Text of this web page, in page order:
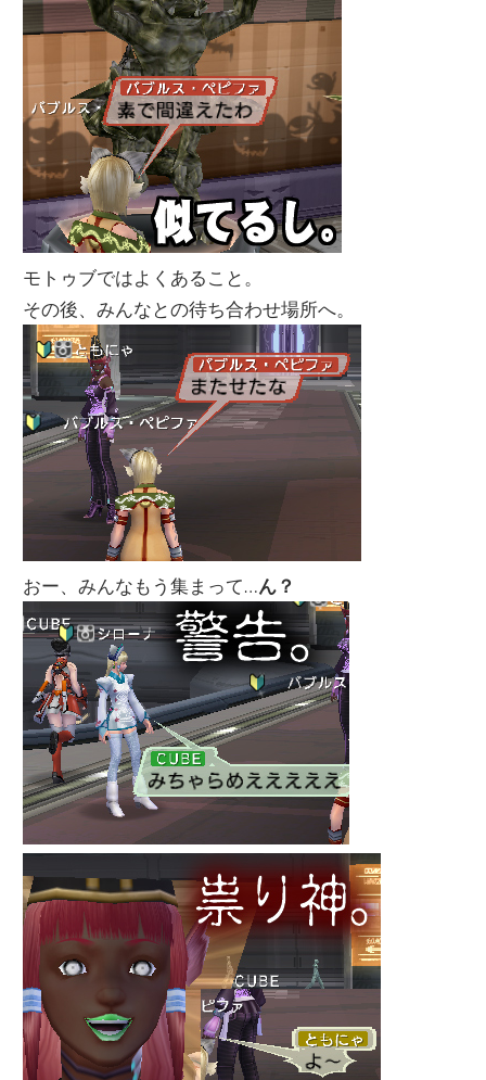
モトゥブではよくあること。
その後、みんなとの待ち合わせ場所へ。
おー、みんなもう集まって…ん？